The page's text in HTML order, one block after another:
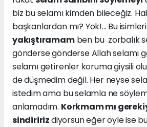
biz bu selamı kimden bileceğiz.
başkanlardan mı? Yok!... Bu
yakıştıramamben bu zorbalık
gönderse gönderse Allah selamı
selamı getirenler koruma giysili
de düşmedim değil. Her neyse
istedim ama bu selamla ne
anlamadım. Korkmam mı
sindiririzdiyorsun eğer öyle ise